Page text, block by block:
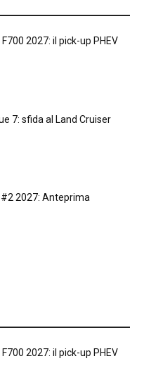
2027: il pick-up PHEV
7: sfida al Land Cruiser
2027: Anteprima
2027: il pick-up PHEV